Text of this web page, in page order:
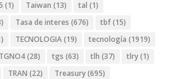
(1) Taiwan (13) tal (1)
Tasa de interes (676) tbf(15)
TECNOLOGIA(19) tecnología (1919)
TGNO4(28) tgs (63) tlh (37) tlry(1)
TRAN (22) Treasury(695)